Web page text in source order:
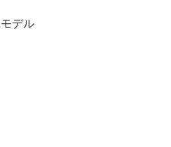
デル